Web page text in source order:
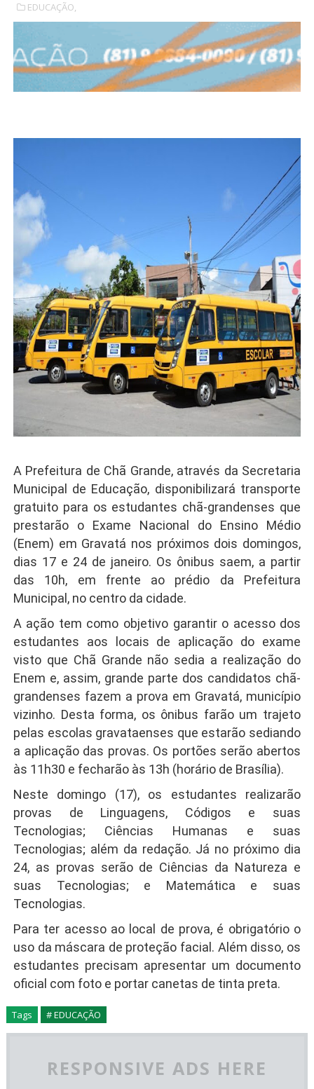
EDUCAÇÃO,
A Prefeitura de Chã Grande, através da Secretaria
Municipal de Educação, disponibilizará transporte
gratuito para os estudantes chã-grandenses que
prestarão o Exame Nacional do Ensino Médio
(Enem) em Gravatá nos próximos dois domingos,
dias 17 e 24 de janeiro. Os ônibus saem, a partir
das 10h, em frente ao prédio da Prefeitura
Municipal, no centro da cidade.
A ação tem como objetivo garantir o acesso dos
estudantes aos locais de aplicação do exame
visto que Chã Grande não sedia a realização do
Enem e, assim, grande parte dos candidatos chã-
grandenses fazem a prova em Gravatá, município
vizinho. Desta forma, os ônibus farão um trajeto
pelas escolas gravataenses que estarão sediando
a aplicação das provas. Os portões serão abertos
às 11h30 e fecharão às 13h (horário de Brasília).
Neste domingo (17), os estudantes realizarão
provas de Linguagens, Códigos e suas
Tecnologias; Ciências Humanas e suas
Tecnologias; além da redação. Já no próximo dia
24, as provas serão de Ciências da Natureza e
suas Tecnologias; e Matemática e suas
Tecnologias.
Para ter acesso ao local de prova, é obrigatório o
uso da máscara de proteção facial. Além disso, os
estudantes precisam apresentar um documento
oficial com foto e portar canetas de tinta preta.
Tags # EDUCAÇÃO
RESPONSIVE ADS HERE